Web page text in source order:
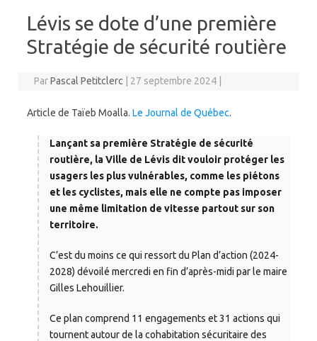
Lévis se dote d’une première
Stratégie de sécurité routière
ParPascal Petitclerc 27 septembre 2024
Article de Taïeb Moalla. Le Journal de Québec.
Lançant sa première Stratégie de sécurité
routière, la Ville de Lévis dit vouloir protéger les
usagers les plus vulnérables, comme les piétons
et les cyclistes, mais elle ne compte pas imposer
une même limitation de vitesse partout sur son
territoire.
C’est du moins ce qui ressort du Plan d’action (2024-
2028) dévoilé mercredi en fin d’après-midi par le maire
Gilles Lehouillier.
Ce plan comprend 11 engagements et 31 actions qui
tournent autour de la cohabitation sécuritaire des